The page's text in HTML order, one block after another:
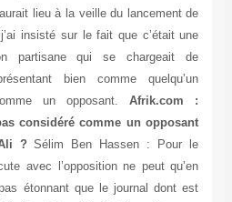
lieu à la veille du lancement de
insisté sur le fait que c’était une
partisane qui se chargeait de
bien comme quelqu’un
un opposant.Afrik.com :
considéré comme un opposant
? Sélim Ben Hassen : Pour le
avec l’opposition ne peut qu’en
étonnant que le journal dont est